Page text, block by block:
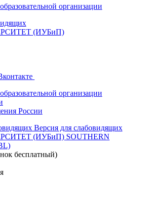
организации
(ИУБиП)
организации
России
Версия для слабовидящих
(ИУБиП) SOUTHERN
бесплатный)